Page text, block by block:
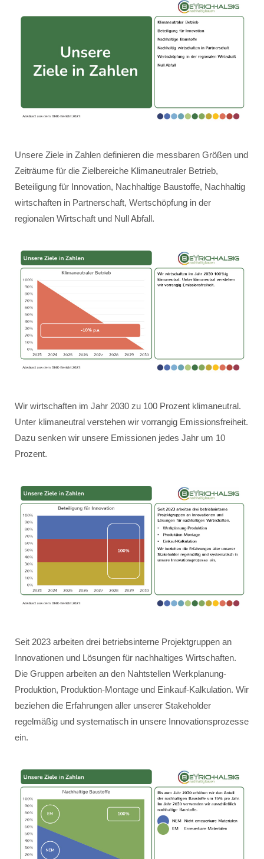
Unsere Ziele in Zahlen definieren die messbaren Größen und
Zeiträume für die Zielbereiche Klimaneutraler Betrieb,
Beteiligung für Innovation, Nachhaltige Baustoffe, Nachhaltig
wirtschaften in Partnerschaft, Wertschöpfung in der
regionalen Wirtschaft und Null Abfall.
Wir wirtschaften im Jahr 2030 zu 100 Prozent klimaneutral.
Unter klimaneutral verstehen wir vorrangig Emissionsfreiheit.
Dazu senken wir unsere Emissionen jedes Jahr um 10
Prozent.
Seit 2023 arbeiten drei betriebsinterne Projektgruppen an
Innovationen und Lösungen für nachhaltiges Wirtschaften.
Die Gruppen arbeiten an den Nahtstellen Werkplanung-
Produktion, Produktion-Montage und Einkauf-Kalkulation. Wir
beziehen die Erfahrungen aller unserer Stakeholder
regelmäßig und systematisch in unsere Innovationsprozesse
ein.